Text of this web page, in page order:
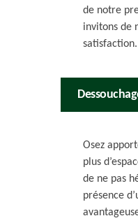
de notre
invitons de
satisfaction.
Osez
plus
de ne pas
présence